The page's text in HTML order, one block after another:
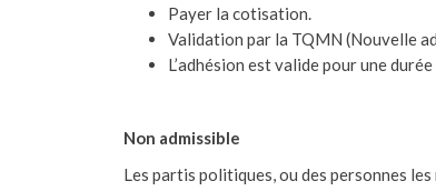
Payer la cotisation.
Validation par la TQMN (Nouvelle
L’adhésion est valide pour une
Non admissible
Les partis politiques, ou des personnes